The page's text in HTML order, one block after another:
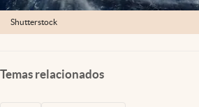
Shutterstock
Temas relacionados